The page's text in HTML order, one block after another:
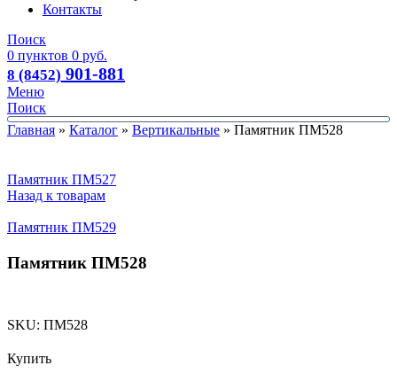
Контакты
Поиск
0 пунктов 0 руб.
8 (8452) 901-881
Меню
Поиск
Главная » Каталог » Вертикальные » Памятник ПМ528
Памятник ПМ527
Назад к товарам
Памятник ПМ529
Памятник ПМ528
SKU: ПМ528
Купить